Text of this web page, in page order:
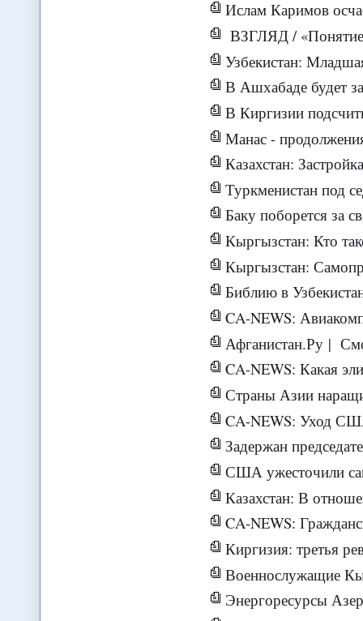
Ислам Каримов
ВЗГЛЯД / «Понятие
Узбекистан: Младшая дочь
В Ашхабаде будет запущен
В Киргизии
Манас -
Казахстан: Застройка
Туркменистан под
Баку поборется за
Кыргызстан: Кто такой
Кыргызстан: Самопровозглашенный
Библию в
CA-NEWS:
Афганистан.Ру |
CA-NEWS: Какая элита, такой и
Страны Азии
CA-NEWS: Уход США с базы Манас даст России и
Задержан
США ужесточили
Казахстан: В отношении
CA-NEWS:
Киргизия: третья
Военнослужащие
Энергоресурсы Азербайджана будут